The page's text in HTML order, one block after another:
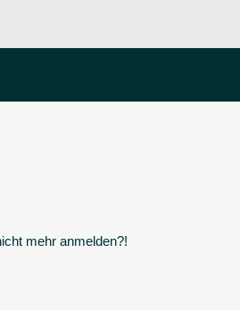
mehr anmelden?!